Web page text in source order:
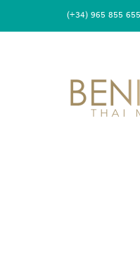
(+34) 965 855